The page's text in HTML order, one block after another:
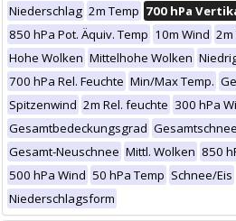
Niederschlag 2m Temp 700 hPa
850 hPa Pot. Äquiv. Temp 10m Wind
Hohe Wolken Mittelhohe Wolken
700 hPa Rel. Feuchte Min/Max Temp.
Spitzenwind 2m Rel. feuchte 300 hPa
Gesamtbedeckungsgrad
Gesamt-Neuschnee Mittl. Wolken 850
500 hPa Wind 50 hPa Temp Schnee/Eis
Niederschlagsform